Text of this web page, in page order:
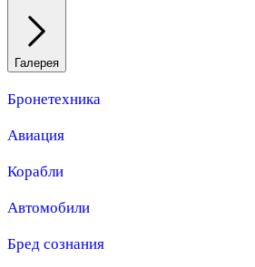
Галерея
Бронетехника
Авиация
Корабли
Автомобили
Бред сознания